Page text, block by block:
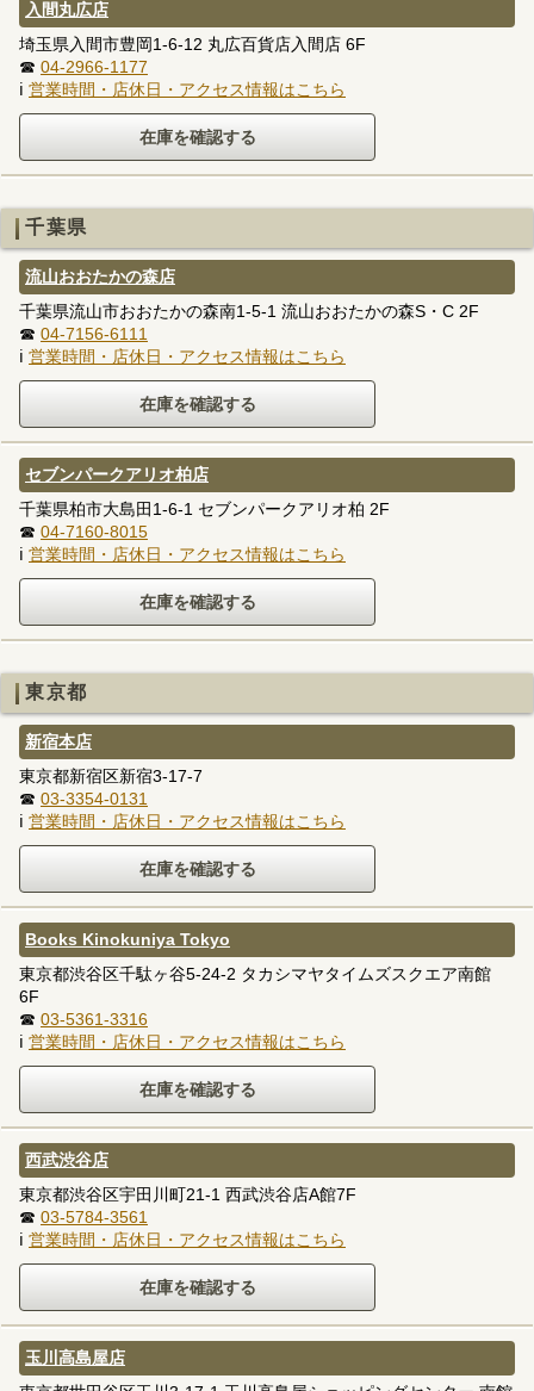
入間丸広店
埼玉県入間市豊岡1-6-12 丸広百貨店入間店 6F
☎ 04-2966-1177
ℹ 営業時間・店休日・アクセス情報はこちら
千葉県
流山おおたかの森店
千葉県流山市おおたかの森南1-5-1 流山おおたかの森S・C 2F
☎ 04-7156-6111
ℹ 営業時間・店休日・アクセス情報はこちら
セブンパークアリオ柏店
千葉県柏市大島田1-6-1 セブンパークアリオ柏 2F
☎ 04-7160-8015
ℹ 営業時間・店休日・アクセス情報はこちら
東京都
新宿本店
東京都新宿区新宿3-17-7
☎ 03-3354-0131
ℹ 営業時間・店休日・アクセス情報はこちら
Books Kinokuniya Tokyo
東京都渋谷区千駄ヶ谷5-24-2 タカシマヤタイムズスクエア南館
6F
☎ 03-5361-3316
ℹ 営業時間・店休日・アクセス情報はこちら
西武渋谷店
東京都渋谷区宇田川町21-1 西武渋谷店A館7F
☎ 03-5784-3561
ℹ 営業時間・店休日・アクセス情報はこちら
玉川高島屋店